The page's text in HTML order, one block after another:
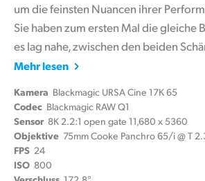
um die feinsten Nuancen ihrer
Sie haben zum ersten Mal die gleiche
es lag nahe, zwischen den beiden
Mehr lesen
Kamera Blackmagic URSA Cine 17K 65
Codec Blackmagic RAW Q1
Sensor 8K 2.2:1 open gate 11,680 x 5360
Objektive 75mm Cooke Panchro 65/i @ T
FPS 24
ISO 800